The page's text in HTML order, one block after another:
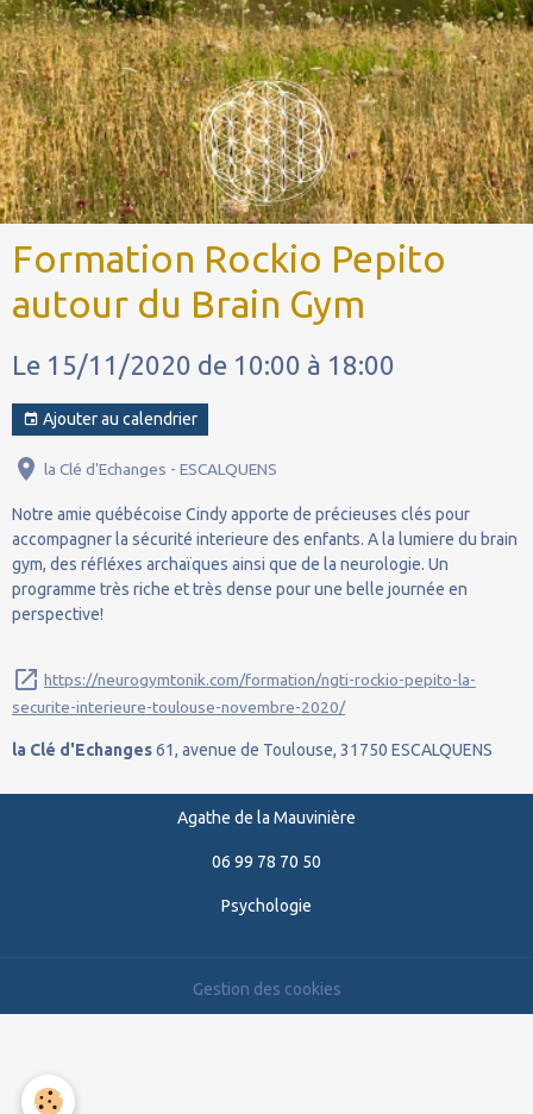
Formation Rockio Pepito
autour du Brain Gym
Le 15/11/2020 de 10:00 à 18:00
Ajouter au calendrier
la Clé d'Echanges - ESCALQUENS
Notre amie québécoise Cindy apporte de précieuses clés pour
accompagner la sécurité interieure des enfants. A la lumiere du brain
gym, des réfléxes archaïques ainsi que de la neurologie. Un
programme très riche et très dense pour une belle journée en
perspective!
https://neurogymtonik.com/formation/ngti-rockio-pepito-la-
securite-interieure-toulouse-novembre-2020/
la Clé d'Echanges61, avenue de Toulouse, 31750 ESCALQUENS
Agathe de la Mauvinière
06 99 78 70 50
Psychologie
Gestion des cookies